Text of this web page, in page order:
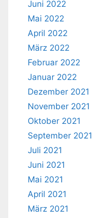
Juni 2022
Mai 2022
April 2022
März 2022
Februar 2022
Januar 2022
Dezember 2021
November 2021
Oktober 2021
September 2021
Juli 2021
Juni 2021
Mai 2021
April 2021
März 2021